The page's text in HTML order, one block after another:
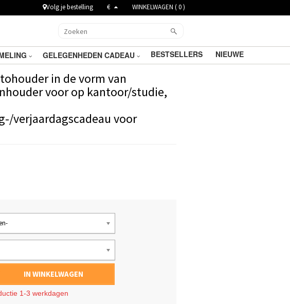
Volg je bestelling € WINKELWAGEN (0)
GELEGENHEDEN CADEAU BESTSELLERS NIEUWE
in de vorm van
voor op kantoor/studie,
verjaardagscadeau voor
IN WINKELWAGEN
1-3 werkdagen